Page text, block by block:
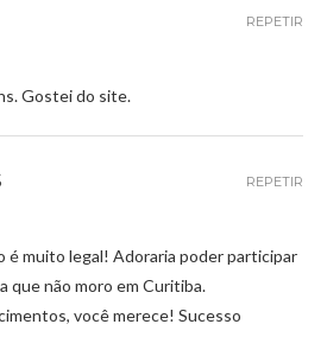
Gostei do site.
REPETIR
é muito legal! Adoraria poder participar
que não moro em Curitiba.
você merece! Sucesso
REPETIR